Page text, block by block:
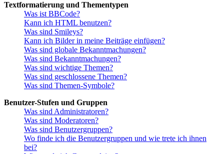
Textformatierung und Thementypen
Was ist BBCode?
Kann ich HTML benutzen?
Was sind Smileys?
Kann ich Bilder in meine Beiträge einfügen?
Was sind globale Bekanntmachungen?
Was sind Bekanntmachungen?
Was sind wichtige Themen?
Was sind geschlossene Themen?
Was sind Themen-Symbole?
Benutzer-Stufen und Gruppen
Was sind Administratoren?
Was sind Moderatoren?
Was sind Benutzergruppen?
Wo finde ich die Benutzergruppen und wie trete ich ihnen
bei?